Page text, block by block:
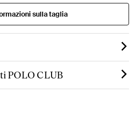
sulla taglia
POLO CLUB